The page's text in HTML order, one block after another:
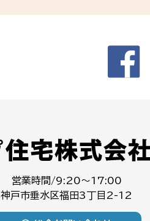
営業時間/9:20～17:00
神戸市垂水区福田3丁目2-12